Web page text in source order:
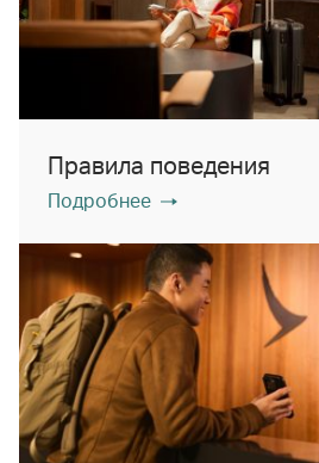
Правила поведения
Подробнее